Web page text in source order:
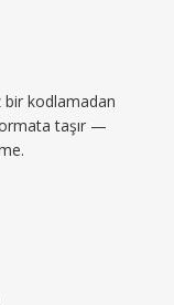
cue
en
bir kodlamadan
taşır —